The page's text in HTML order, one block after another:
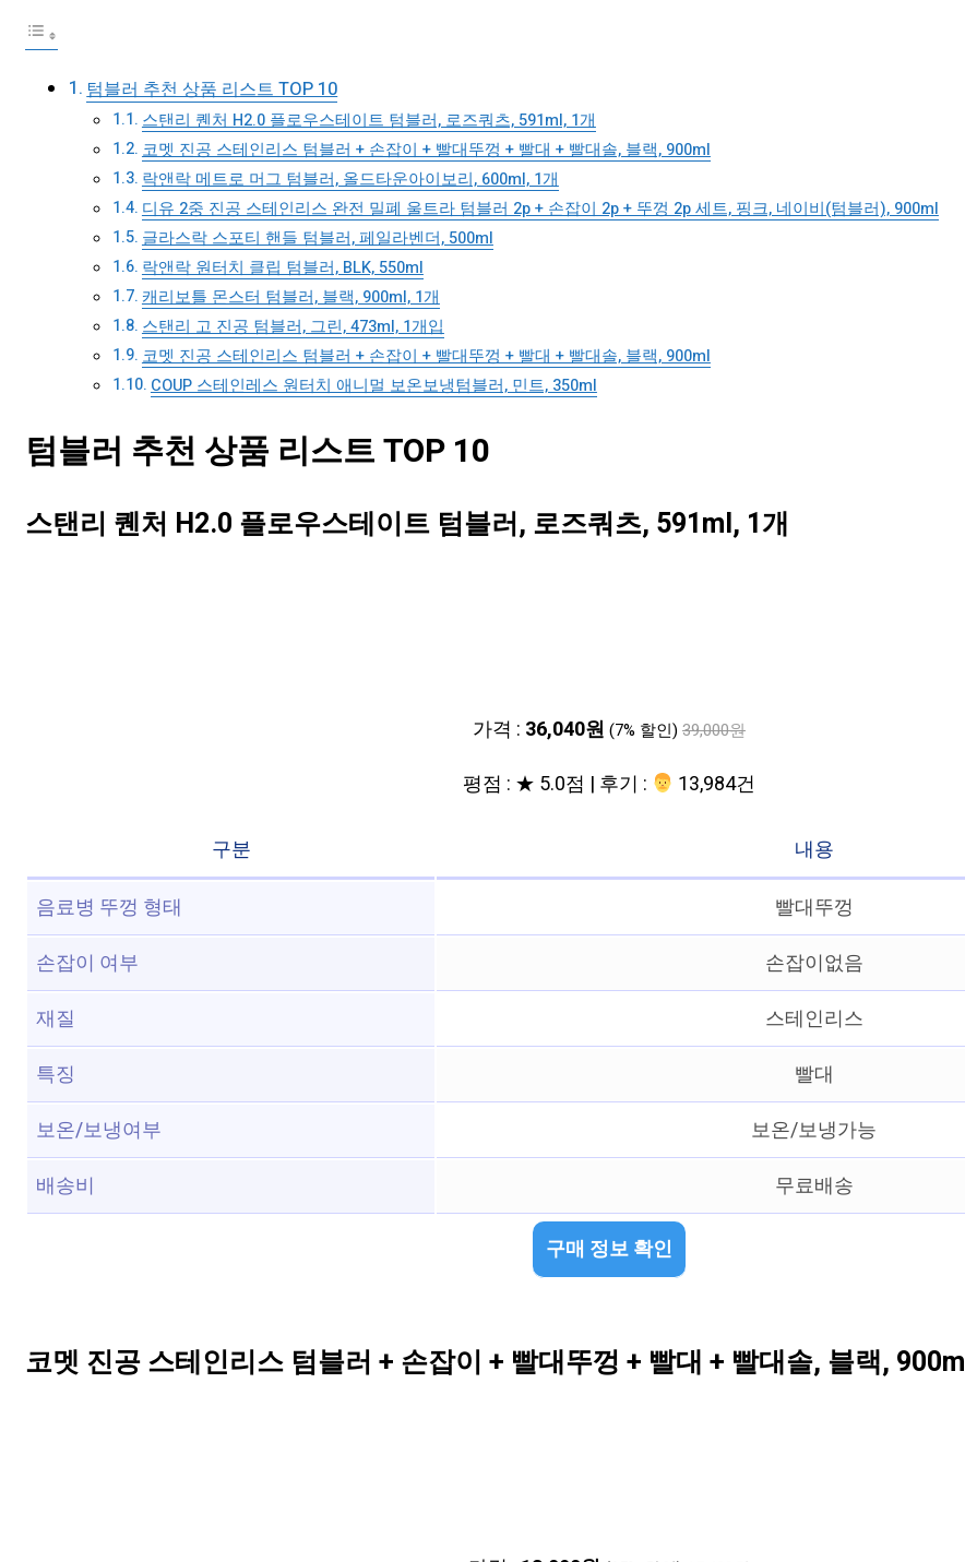
텀블러 추천 상품 리스트 TOP 10
스탠리 퀜처 H2.0 플로우스테이트 텀블러, 로즈쿼츠, 591ml, 1개
코멧 진공 스테인리스 텀블러 + 손잡이 + 빨대뚜껑 + 빨대 + 빨대솔, 블랙, 900ml
락앤락 메트로 머그 텀블러, 올드타운아이보리, 600ml, 1개
디유 2중 진공 스테인리스 완전 밀폐 울트라 텀블러 2p + 손잡이 2p + 뚜껑 2p 세트, 핑크, 네이비(텀블러), 900ml
글라스락 스포티 핸들 텀블러, 페일라벤더, 500ml
락앤락 원터치 클립 텀블러, BLK, 550ml
캐리보틀 몬스터 텀블러, 블랙, 900ml, 1개
스탠리 고 진공 텀블러, 그린, 473ml, 1개입
코멧 진공 스테인리스 텀블러 + 손잡이 + 빨대뚜껑 + 빨대 + 빨대솔, 블랙, 900ml
COUP 스테인레스 원터치 애니멀 보온보냉텀블러, 민트, 350ml
텀블러 추천 상품 리스트 TOP 10
스탠리 퀜처 H2.0 플로우스테이트 텀블러, 로즈쿼츠, 591ml, 1개
가격 : 36,040원 (7% 할인) 39,000원
평점 : ★ 5.0점 | 후기 : ‍‍ 13,984건
구분
내용
음료병 뚜껑 형태
빨대뚜껑
손잡이 여부
손잡이없음
재질
스테인리스
특징
빨대
보온/보냉여부
보온/보냉가능
배송비
무료배송
구매 정보 확인
코멧 진공 스테인리스 텀블러 + 손잡이 + 빨대뚜껑 + 빨대 + 빨대솔, 블랙,